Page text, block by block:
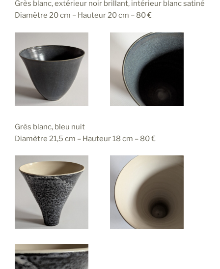
Grès blanc, extérieur noir brillant, intérieur blanc satiné
Diamètre 20 cm – Hauteur 20 cm – 80 €
Grès blanc, bleu nuit
Diamètre 21,5 cm – Hauteur 18 cm – 80 €